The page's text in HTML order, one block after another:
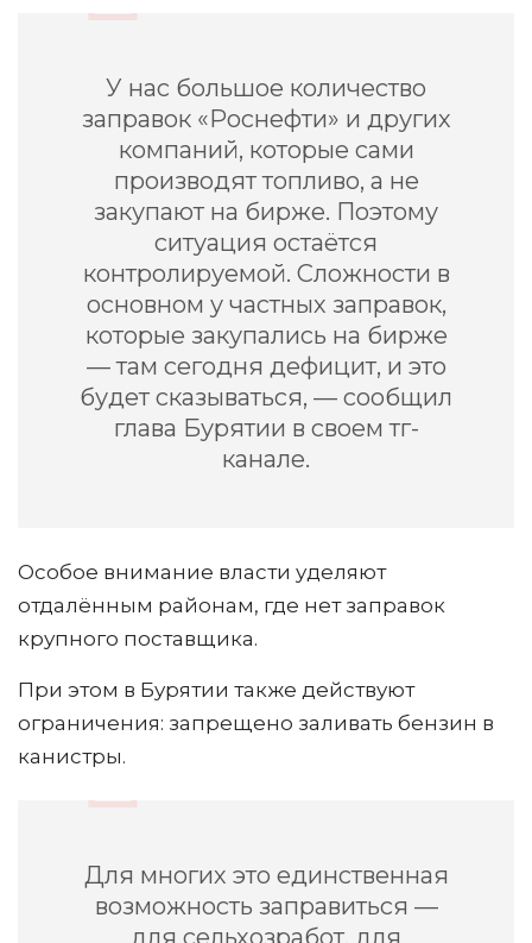
У нас большое количество
заправок «Роснефти» и других
компаний, которые сами
производят топливо, а не
закупают на бирже. Поэтому
ситуация остаётся
контролируемой. Сложности в
основном у частных заправок,
которые закупались на бирже
— там сегодня дефицит, и это
будет сказываться, — сообщил
глава Бурятии в своем тг-
канале.
Особое внимание власти уделяют
отдалённым районам, где нет заправок
крупного поставщика.
При этом в Бурятии также действуют
ограничения: запрещено заливать бензин в
канистры.
Для многих это единственная
возможность заправиться —
для сельхозработ, для